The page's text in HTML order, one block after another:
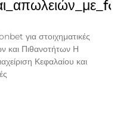
για στοιχηματικές
και Πιθανοτήτων Η
Κεφαλαίου και